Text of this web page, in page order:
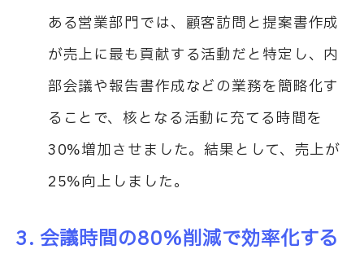
ある営業部門では、顧客訪問と提案書作成
が売上に最も貢献する活動だと特定し、内
部会議や報告書作成などの業務を簡略化す
ることで、核となる活動に充てる時間を
30%増加させました。結果として、売上が
25%向上しました。
3. 会議時間の80%削減で効率化する